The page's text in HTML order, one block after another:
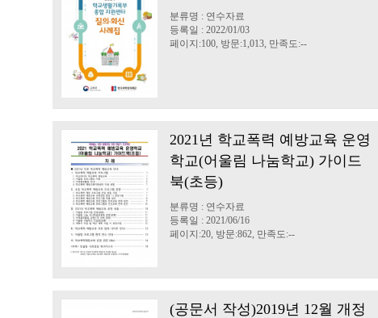
분류명 : 연수자료
등록일 : 2022/01/03
페이지:100, 방문:1,013, 만족도:--
2021년 학교폭력 예방교육 운영
학교(어울림 나눔학교) 가이드
북(초등)
분류명 : 연수자료
등록일 : 2021/06/16
페이지:20, 방문:862, 만족도:--
(공문서 작성)2019년 12월 개정